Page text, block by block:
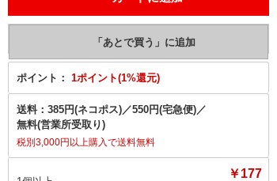
ポイント： 1ポイント(1%還元)
送料： 385円(ネコポス)／550円(宅急便)／
無料(営業所受取り)
税別3,000円以上購入で送料無料
￥177